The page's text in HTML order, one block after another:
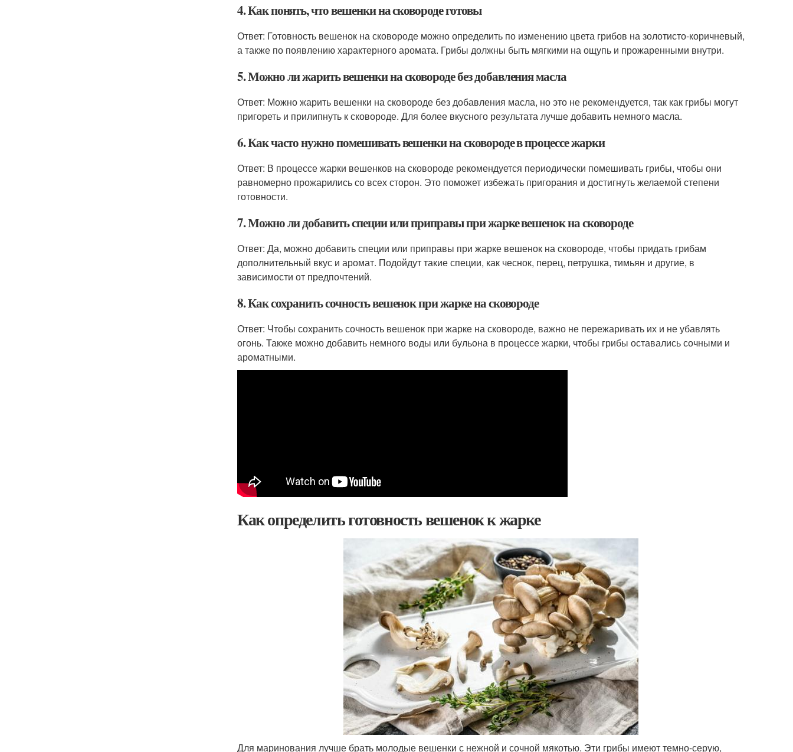
4. Как понять, что вешенки на сковороде готовы
Ответ: Готовность вешенок на сковороде можно определить по изменению цвета грибов на золотисто-коричневый,
а также по появлению характерного аромата. Грибы должны быть мягкими на ощупь и прожаренными внутри.
5. Можно ли жарить вешенки на сковороде без добавления масла
Ответ: Можно жарить вешенки на сковороде без добавления масла, но это не рекомендуется, так как грибы могут
пригореть и прилипнуть к сковороде. Для более вкусного результата лучше добавить немного масла.
6. Как часто нужно помешивать вешенки на сковороде в процессе жарки
Ответ: В процессе жарки вешенков на сковороде рекомендуется периодически помешивать грибы, чтобы они
равномерно прожарились со всех сторон. Это поможет избежать пригорания и достигнуть желаемой степени
готовности.
7. Можно ли добавить специи или приправы при жарке вешенок на сковороде
Ответ: Да, можно добавить специи или приправы при жарке вешенок на сковороде, чтобы придать грибам
дополнительный вкус и аромат. Подойдут такие специи, как чеснок, перец, петрушка, тимьян и другие, в
зависимости от предпочтений.
8. Как сохранить сочность вешенок при жарке на сковороде
Ответ: Чтобы сохранить сочность вешенок при жарке на сковороде, важно не пережаривать их и не убавлять
огонь. Также можно добавить немного воды или бульона в процессе жарки, чтобы грибы оставались сочными и
ароматными.
Как определить готовность вешенок к жарке
Для маринования лучше брать молодые вешенки с нежной и сочной мякотью. Эти грибы имеют темно-серую,